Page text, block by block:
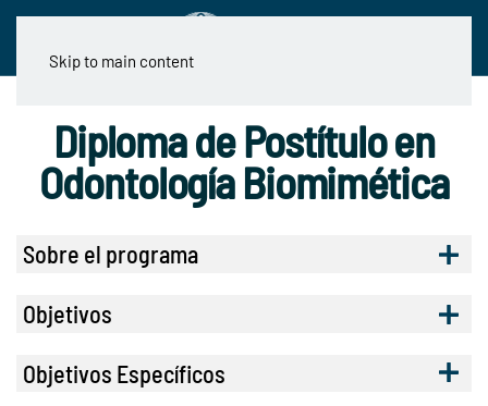
Skip to main content
Diploma de Postítulo en
Odontología Biomimética
Sobre el programa
Objetivos
Objetivos Específicos